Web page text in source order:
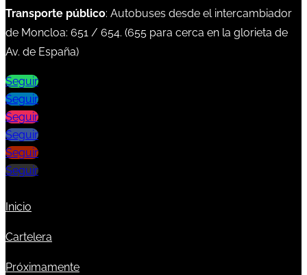
Transporte público: Autobuses desde el intercambiador
de Moncloa: 651 / 654. (655 para cerca en la glorieta de
Av. de España)
Seguir
Seguir
Seguir
Seguir
Seguir
Seguir
Inicio
Cartelera
Próximamente